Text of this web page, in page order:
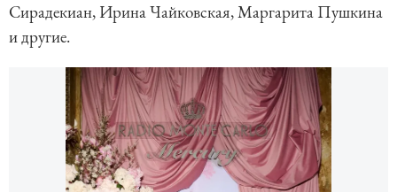
Сирадекиан, Ирина Чайковская, Маргарита Пушкина
и другие.